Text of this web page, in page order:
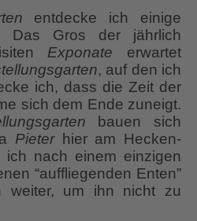
entdecke ich einige
Das Gros der jährlich
Exponate erwartet
, auf den ich
ich, dass die Zeit der
sich dem Ende zuneigt.
bauen sich
Pieterhier am Hecken-
ich nach einem einzigen
“auffliegenden Enten”
weiter, um ihn nicht zu